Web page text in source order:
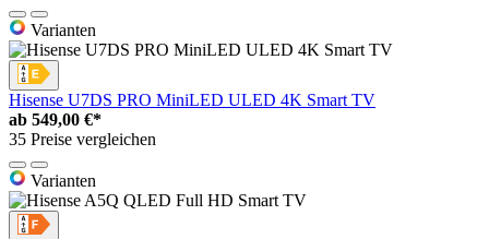
Varianten
Hisense U7DS PRO MiniLED ULED 4K Smart TV
ab 549,00 €*
35 Preise vergleichen
Varianten